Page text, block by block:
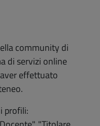
community di
di servizi online
effettuato
profili: